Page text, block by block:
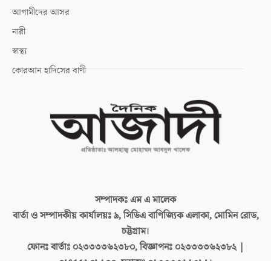
আগামীদের আসর
নারী
স্বাস্থ্য
কোরআন হাদিসের বাণী
সম্পাদকঃএম এ মালেক
বার্তা ও সম্পাদকীয় কার্যালয়ঃ৯, সিডিএ বাণিজ্যিক এলাকা, মোমিন রোড,
চট্টগ্রাম।
ফোনঃ বার্তাঃ ০২৩৩৩৩৬২৩৮০, বিজ্ঞাপনঃ ০২৩৩৩৩৬২৩৮২ |